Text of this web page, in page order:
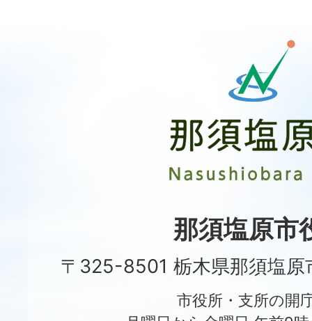
原
市
City
那須塩原市
〒325-8501 栃木県那須塩原
市役所・支所の開